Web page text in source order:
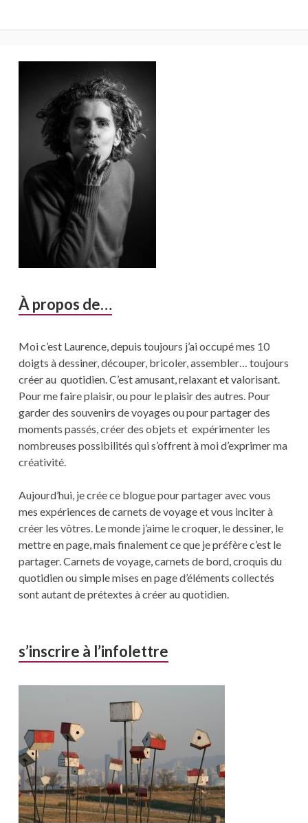
latérale
principale
À propos de…
Moi c’est Laurence, depuis toujours j’ai occupé mes 10
doigts à dessiner, découper, bricoler, assembler… toujours
créer au quotidien. C’est amusant, relaxant et valorisant.
Pour me faire plaisir, ou pour le plaisir des autres. Pour
garder des souvenirs de voyages ou pour partager des
moments passés, créer des objets et expérimenter les
nombreuses possibilités qui s’offrent à moi d’exprimer ma
créativité.
Aujourd’hui, je crée ce blogue pour partager avec vous
mes expériences de carnets de voyage et vous inciter à
créer les vôtres. Le monde j’aime le croquer, le dessiner, le
mettre en page, mais finalement ce que je préfère c’est le
partager. Carnets de voyage, carnets de bord, croquis du
quotidien ou simple mises en page d’éléments collectés
sont autant de prétextes à créer au quotidien.
s’inscrire à l’infolettre